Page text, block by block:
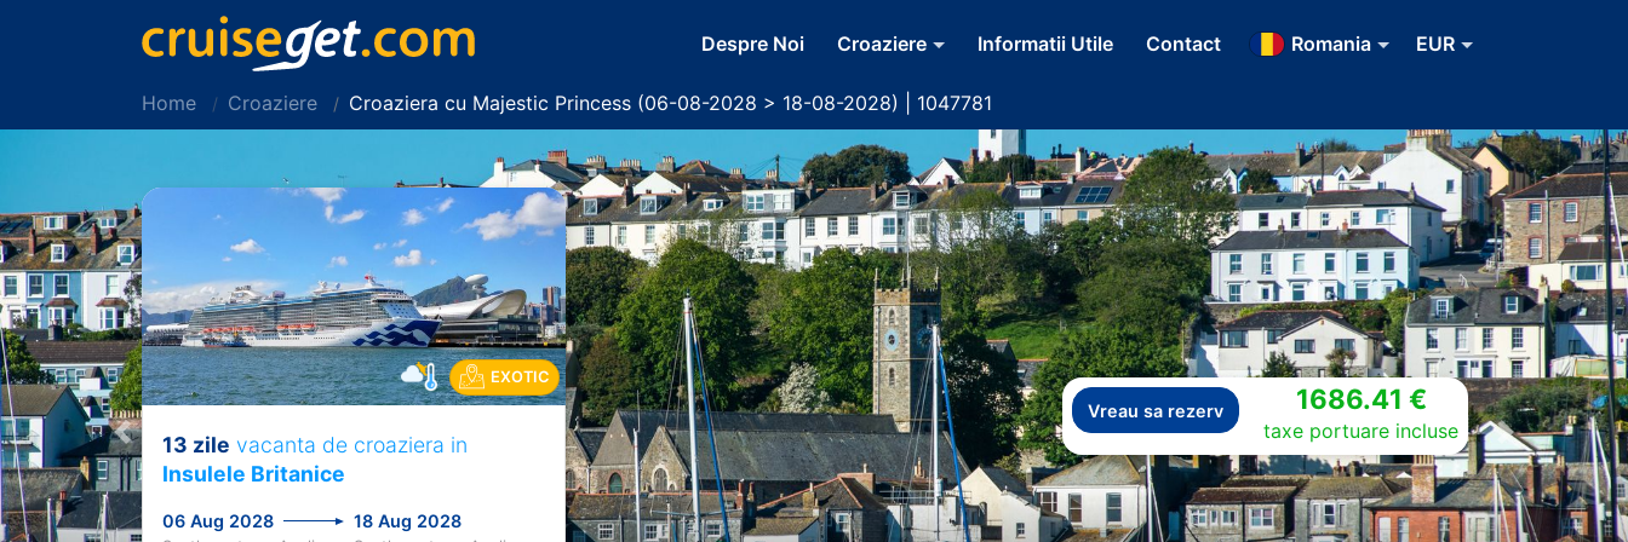
Despre Noi Croaziere Informatii Utile Contact Romania EUR
Home Croaziere Croaziera cu Majestic Princess (06-08-2028 > 18-08-2028) | 1047781
Vreau sa rezerv 1686.41 €
taxe portuare incluse
Previous Next
EXOTIC
13 zile vacanta de croaziera in
Insulele Britanice
06 Aug 2028 18 Aug 2028